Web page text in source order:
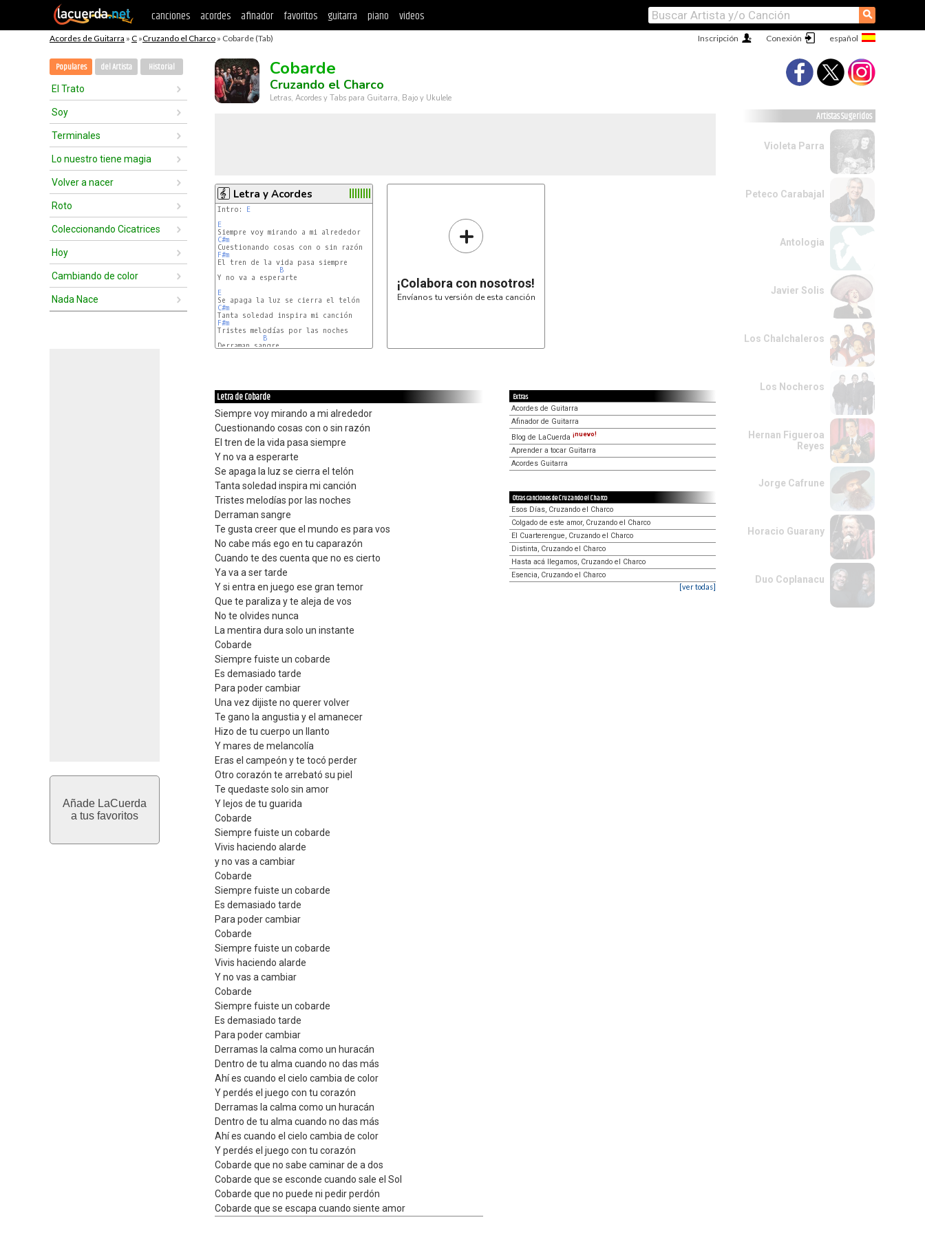
canciones acordes afinador favoritos guitarra piano videos ⚲
Acordes de Guitarra » C »Cruzando el Charco » Cobarde (Tab) Conexión
Inscripción
Populares del Artista Historial
El Trato
Soy
Terminales
Lo nuestro tiene magia
Volver a nacer
Roto
Coleccionando Cicatrices
Hoy
Cambiando de color
Nada Nace
Añade LaCuerda
a tus favoritos
Cobarde
Cruzando el Charco
Letras, Acordes y Tabs para Guitarra, Bajo y Ukulele
Letra y Acordes
Intro: E
E
C#m
F#m
B
Y no va a esperarte
E
C#m
F#m
B
Derraman sangre
+
¡Colabora con nosotros!
Envíanos tu versión de esta canción
Letra de Cobarde
Siempre voy mirando a mi alrededor
Cuestionando cosas con o sin razón
El tren de la vida pasa siempre
Y no va a esperarte
Se apaga la luz se cierra el telón
Tanta soledad inspira mi canción
Tristes melodías por las noches
Derraman sangre
Te gusta creer que el mundo es para vos
No cabe más ego en tu caparazón
Cuando te des cuenta que no es cierto
Ya va a ser tarde
Y si entra en juego esе gran temor
Que te paraliza y tе aleja de vos
No te olvides nunca
La mentira dura solo un instante
Cobarde
Siempre fuiste un cobarde
Es demasiado tarde
Para poder cambiar
Una vez dijiste no querer volver
Te gano la angustia y el amanecer
Hizo de tu cuerpo un llanto
Y mares de melancolía
Eras el campeón y te tocó perder
Otro corazón te arrebató su piel
Te quedaste solo sin amor
Y lejos de tu guarida
Cobarde
Siempre fuiste un cobarde
Vivis haciendo alarde
y no vas a cambiar
Cobarde
Siempre fuiste un cobarde
Es demasiado tarde
Para poder cambiar
Cobarde
Siempre fuiste un cobarde
Vivis haciendo alarde
Y no vas a cambiar
Cobarde
Siempre fuiste un cobarde
Es demasiado tarde
Para poder cambiar
Derramas la calma como un huracán
Dentro de tu alma cuando no das más
Ahí es cuando el cielo cambia de color
Y perdés el juego con tu corazón
Derramas la calma como un huracán
Dentro de tu alma cuando no das más
Ahí es cuando el cielo cambia de color
Y perdés el juego con tu corazón
Cobarde que no sabe caminar de a dos
Cobarde que se esconde cuando sale el Sol
Cobarde que no puede ni pedir perdón
Cobarde que se escapa cuando siente amor
Extras
Acordes de Guitarra
Afinador de Guitarra
Blog de LaCuerda ¡nuevo!
Aprender a tocar Guitarra
Acordes Guitarra
Otras canciones de Cruzando el Charco
Esos Días, Cruzando el Charco
Colgado de este amor, Cruzando el Charco
El Cuarterengue, Cruzando el Charco
Distinta, Cruzando el Charco
Hasta acá llegamos, Cruzando el Charco
Esencia, Cruzando el Charco
[ver todas]
Artistas Sugeridos
Violeta Parra
Peteco Carabajal
Antologia
Javier Solis
Los Chalchaleros
Los Nocheros
Hernan Figueroa
Reyes
Jorge Cafrune
Horacio Guarany
Duo Coplanacu